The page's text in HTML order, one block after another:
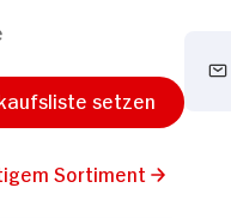
setzen
Sortiment